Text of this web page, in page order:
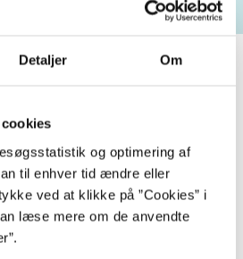
Detaljer Om
og optimering af
til enhver tid ændre eller
ved at klikke på ”Cookies” i
læse mere om de anvendte
dolor sit amet ...
om